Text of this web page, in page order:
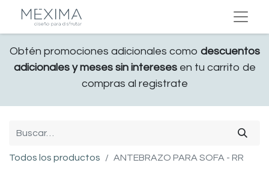
Obtén promociones adicionales como descuentos
adicionales y meses sin interesesen tu carrito de
compras al registrate
Todos los productos ANTEBRAZO PARA SOFA - RR